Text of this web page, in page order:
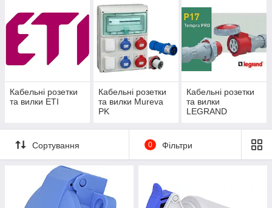
підключення приладів та установок великої
потужності, застосовуються для підключення
розраховані на номінальний струм від 16 до
Ступінь захисту IP 44 (бризкозахищені) та IP67
Кабельні розетки
та вилки ETI
Кабельні розетки
та вилки Mureva
PK
Кабельні розетки
та вилки
LEGRAND
Сортування 0 Фільтри